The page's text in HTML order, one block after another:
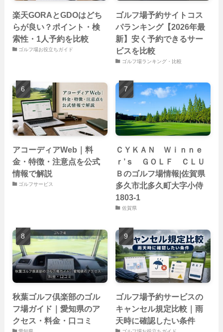
楽天GORAとGDOはどち
らが良い？ポイント・検
索性・1人予約を比較
ゴルフ場お役立ちガイド
ゴルフ場予約サイトコス
パランキング【2026年最
新】安く予約できるサー
ビスを比較
ゴルフ場ランキング・比較
アコーディアWeb｜料
金・特徴・注意点を公式
情報で解説
ゴルフサービス
ＣＹＫＡＮ Ｗｉｎｎｅ
ｒ’ｓ ＧＯＬＦ ＣＬＵ
Ｂのゴルフ場情報|佐賀県
多久市北多久町大字小侍
1803-1
佐賀県
秋葉ゴルフ倶楽部のゴル
フ場ガイド｜愛知県のア
クセス・料金・口コミ
ゴルフ場予約サービスの
キャンセル規定比較｜雨
天時に確認したい条件